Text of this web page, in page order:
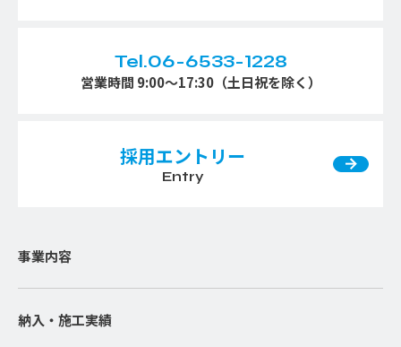
Tel.06-6533-1228
営業時間 9:00〜17:30（土日祝を除く）
採用エントリー
Entry
事業内容
納入・施工実績